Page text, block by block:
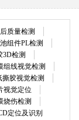
质量检测
组件PL检测
3D检测
组线视觉检测
撕胶视觉检测
视觉定位
烧伤检测
定位及识别